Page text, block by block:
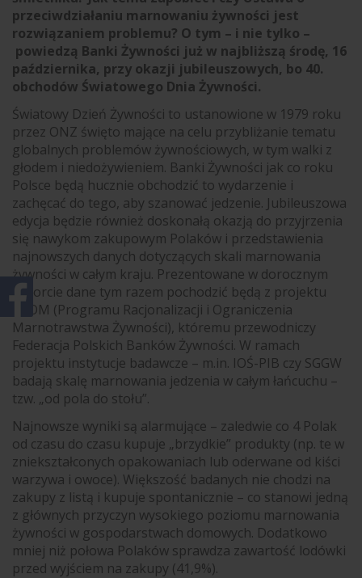
przeciwdziałaniu marnowaniu żywności jest
rozwiązaniem problemu? O tym – i nie tylko –
powiedzą Banki Żywności już w najbliższą środę, 16
października, przy okazji jubileuszowych, bo 40.
obchodów Światowego Dnia Żywności.
Światowy Dzień Żywności to ustanowione w 1979 roku
przez ONZ święto mające na celu przybliżanie tematu
globalnych problemów żywnościowych, w tym walki z
głodem i niedożywieniem. Banki Żywności jak co roku
Polsce będą hucznie obchodzić to wydarzenie i
zachęcać do tego, aby szanować jedzenie. Jubileuszowa
edycja będzie również doskonałą okazją do przyjrzenia
się nawykom zakupowym Polaków i przedstawienia
najnowszych danych dotyczących skali marnowania
żywności w całym kraju. Prezentowane w dorocznym
raporcie dane tym razem pochodzić będą z projektu
PROM (Programu Racjonalizacji i Ograniczenia
Marnotrawstwa Żywności), któremu przewodniczy
Federacja Polskich Banków Żywności. W ramach
projektu instytucje badawcze – m.in. IOŚ-PIB czy SGGW
badają skalę marnowania jedzenia w całym łańcuchu –
tzw. „od pola do stołu”.
Najnowsze wyniki są alarmujące – zaledwie co 4 Polak
od czasu do czasu kupuje „brzydkie” produkty (np. te w
zniekształconych opakowaniach lub oderwane od kiści
warzywa i owoce). Większość badanych nie chodzi na
zakupy z listą i kupuje spontanicznie – co stanowi jedną
z głównych przyczyn wysokiego poziomu marnowania
żywności w gospodarstwach domowych. Dodatkowo
mniej niż połowa Polaków sprawdza zawartość lodówki
przed wyjściem na zakupy (41,9%).